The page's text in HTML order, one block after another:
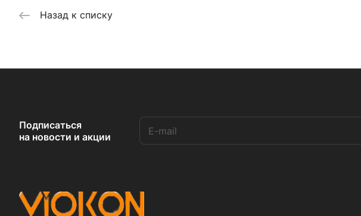
Назад к списку
Подписаться
на новости и акции